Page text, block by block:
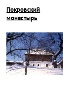
Покровский
монастырь